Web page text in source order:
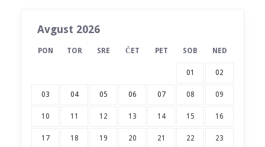
Avgust 2026
PON TOR SRE ČET PET SOB NED
01 02
03 04 05 06 07 08 09
10 11 12 13 14 15 16
17 18 19 20 21 22 23